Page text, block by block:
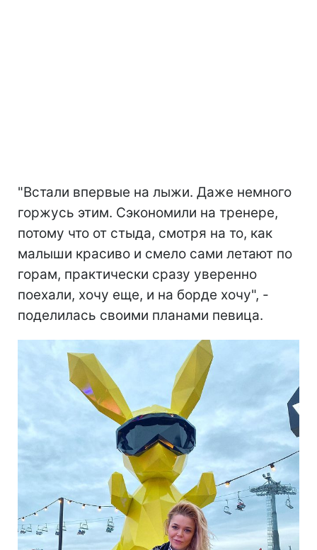
"Встали впервые на лыжи. Даже немного
горжусь этим. Сэкономили на тренере,
потому что от стыда, смотря на то, как
малыши красиво и смело сами летают по
горам, практически сразу уверенно
поехали, хочу еще, и на борде хочу", -
поделилась своими планами певица.